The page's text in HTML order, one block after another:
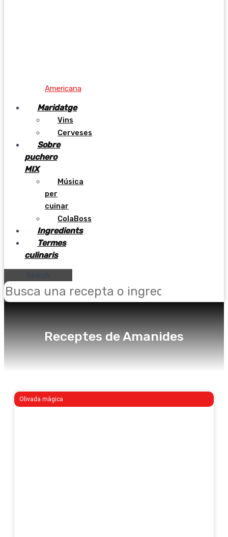
Americana
Maridatge
Vins
Cerveses
Sobre
puchero
MIX
Música
per
cuinar
ColaBoss
Ingredients
Termes
culinaris
Search
Receptes de Amanides
Olivada màgica